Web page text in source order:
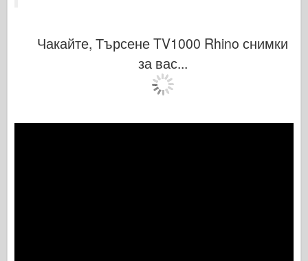
Чакайте, Търсене TV1000 Rhino снимки
за вас...